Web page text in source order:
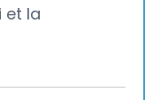
et la